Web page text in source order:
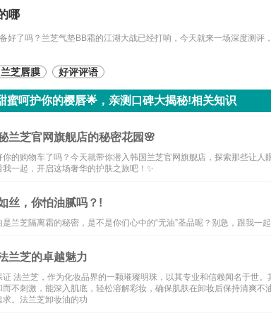
哪
好了吗？兰芝气垫BB霜的江湖大战已经打响，今天就来一场深度测评
兰芝唇膜 好评评语
蜜呵护你的樱唇🌟，亲测口碑大揭秘!相关知识
兰芝官网旗舰店的秘密花园🌸
你的购物车了吗？今天就带你潜入韩国兰芝官网旗舰店，探索那些让
一起，开启这场奢华的护肤之旅吧！✨
丝，你怕油腻吗？!
兰芝隔离霜的秘密，是不是你们心中的“无油”圣品呢？别急，跟我一
兰芝的卓越魅力
法兰芝，作为化妆品界的一颗璀璨明珠，以其专业和信赖闻名于世
不刺激，能深入肌底，轻松溶解彩妆，确保肌肤在卸妆后保持清爽不
。法兰芝卸妆油的功